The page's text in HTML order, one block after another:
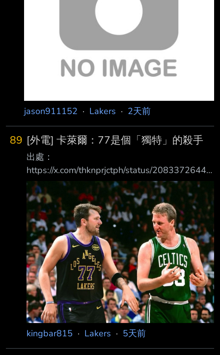
聲後，現在已 經 100% 恢復健康。 “I took a
jason911152 · Lakers · 2天前
89 [外電] 卡萊爾：77是個「獨特」的殺手
出處：
https://x.com/thknprjctph/status/20833726449
59985670?s=46 內容：（內容是卡萊爾上嘴綠
頻道談77部分） 最獨特的「殺手」 「你在他身
邊配上合適的隊友，他就挑戰你所找到任何能擊
敗他的方法，因為他聰明得要 命，他知道書裡
所有的招數，他知道如何獲勝。」 *與大鳥博德
比較 「盧卡有很多那種特質。他玩遊戲時很有
樂趣。他會嘴砲。他大膽放肆，那種種特質.... ..
作為競爭者，我把他放在喬丹和所有最偉大的傢
伙之列，像是拉塞爾。」 *別在他半場出手上下
注 「
kingbar815 · Lakers · 5天前